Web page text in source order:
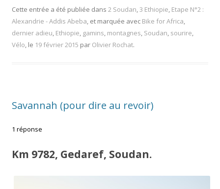
Cette entrée a été publiée dans 2 Soudan,3 Ethiopie, Etape N°2 :
Alexandrie - Addis Abeba, et marquée avec Bike for Africa,
dernier adieu, Ethiopie, gamins, montagnes, Soudan, sourire,
Vélo, le 19 février 2015 par Olivier Rochat.
Savannah (pour dire au revoir)
1 réponse
Km 9782, Gedaref, Soudan.